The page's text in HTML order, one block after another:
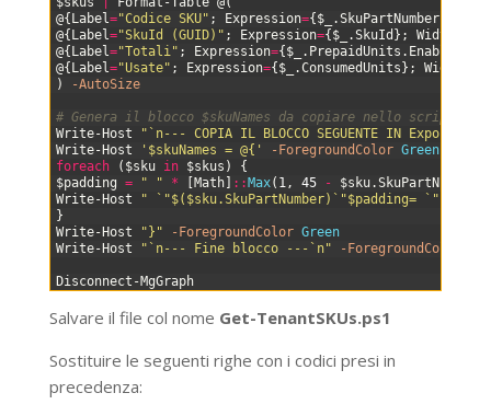
@{ Label="Codice SKU" ; Expression={ $_ .SkuPartNumber}
@{ Label="SkuId (GUID)" ; Expression={ $_ .SkuId } ; Width
@{ Label="Totali" ; Expression={ $_ . PrepaidUnits . Enabled
@{ Label="Usate" ; Expression={ $_ .ConsumedUnits } ; Width
)
-AutoSize
# Genera il blocco $skuNames da copiare nello script
Write-Host
"`n--- COPIA IL BLOCCO SEGUENTE IN Export-
Write-Host
'$skuNames = @{' -ForegroundColor Green
foreach
( $sku in $skus )
{
$padding = " " * Math] :: Max( 1, 45 - $sku.SkuPartNumber
Write-Host
" `"$($sku.SkuPartNumber)`"$padding=
}
Write-Host
"}" -ForegroundColor Green
Write-Host
"`n--- Fine blocco ---`n" -ForegroundColor
Disconnect-MgGraph
Salvare il file col nome Get-TenantSKUs.ps1
Sostituire le seguenti righe con i codici presi in
precedenza: